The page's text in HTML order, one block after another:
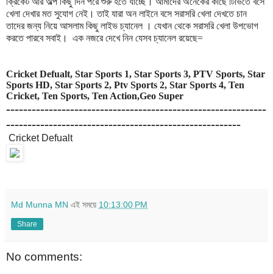
খেলা দেখার মত সুযোগ নেই। তাই যারা অন লাইনে বসে সরাসরি খেলা দেখতে চান
তাদের জন্য নিয়ে আসলাম কিছু লাইভ চ্যানেল । যেখান থেকে সরাসরি খেলা উপভোগ
করতে পারবে সবাই। এক নজরে দেখে নিন যেসব চ্যানেল রয়েছে=
Cricket Defualt, Star Sports 1, Star Sports 3, PTV Sports, Star
Sports HD, Star Sports 2, Ptv Sports 2, Star Sports 4, Ten
Cricket, Ten Sports, Ten Action,Geo Super
-------------------------------------------------------------
-------------------------------------------------------
Cricket Defualt
Md Munna MN এই সময়ে 10:13:00 PM
Share
No comments: